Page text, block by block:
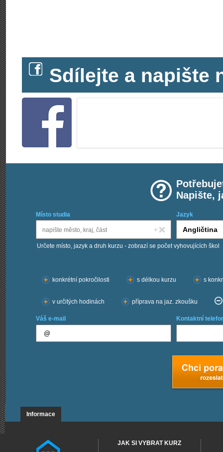
Sdílejte a napište
Napište,
Místo studia Jazyk
Určete místo, jazyk a druh kurzu - zobrazí se počet vyhovujících škol
konkrétní pokročilosti
s délkou kurzu s
v určitých hodinách příprava na jaz. zkoušku
Váš e-mail Kontaktní
Informace
JAK SI VYBRAT KURZ